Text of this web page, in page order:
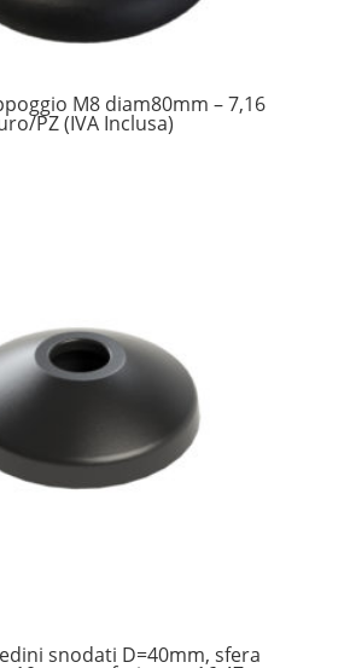
M8 diam80mm – 7,16
PZ (IVA Inclusa)
snodati D=40mm, sfera